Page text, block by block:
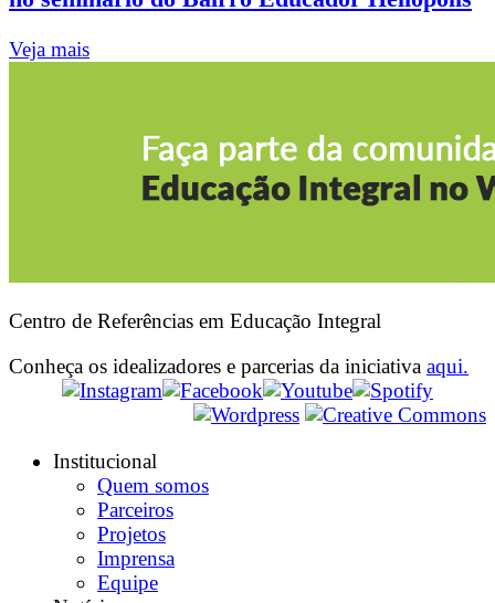
Veja mais
Centro de Referências em Educação Integral
Conheça os idealizadores e parcerias da iniciativa aqui.
Institucional
Quem somos
Parceiros
Projetos
Imprensa
Equipe